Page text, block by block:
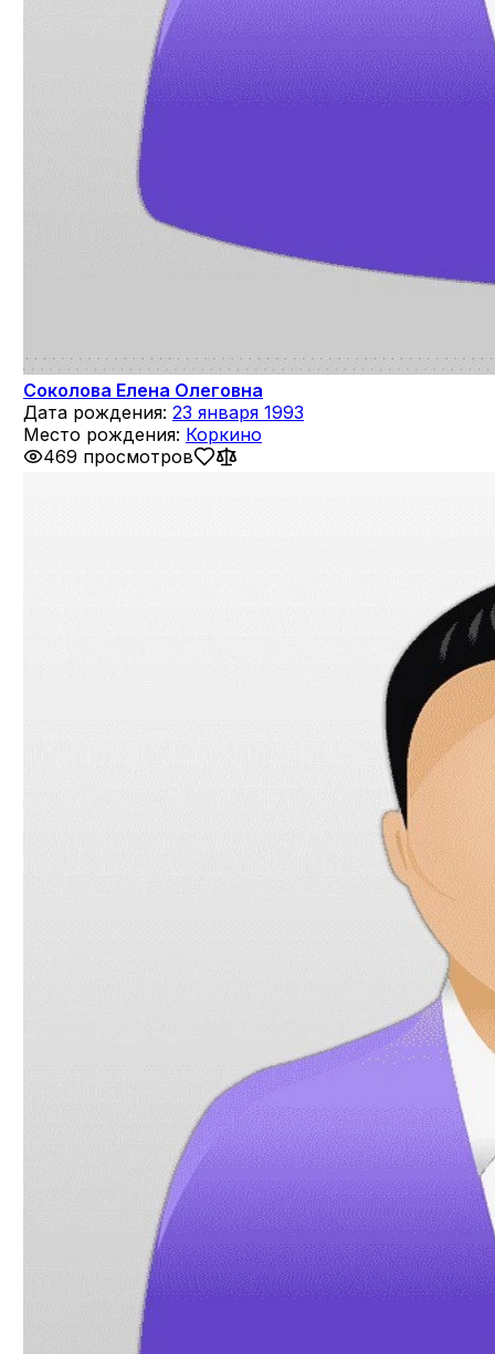
Соколова Елена Олеговна
Дата рождения: 23 января 1993
Место рождения: Коркино
469 просмотров